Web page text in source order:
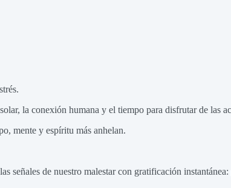
la conexión humana y el tiempo para disfrutar de las
mente y espíritu más anhelan.
señales de nuestro malestar con gratificación